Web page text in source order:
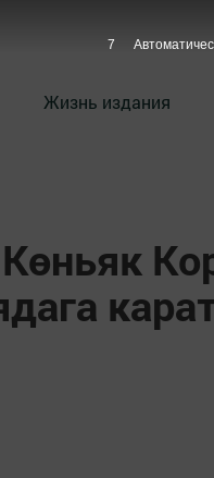
Жизнь издания
6